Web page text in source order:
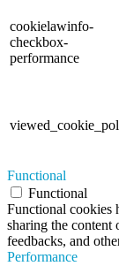
cookielawinfo-
checkbox-
performance
Functional
Functional
Functional cookies
sharing the content
feedbacks, and
Performance